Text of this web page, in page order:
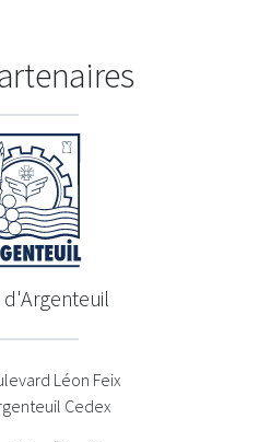
d'Argenteuil
Léon Feix
Cedex